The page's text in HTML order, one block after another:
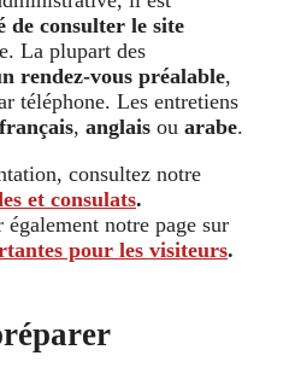
de consulter le site
La plupart des
rendez-vous préalable,
téléphone. Les entretiens
français, anglais ou arabe.
consultez notre
et consulats.
notre page sur
pour les visiteurs.